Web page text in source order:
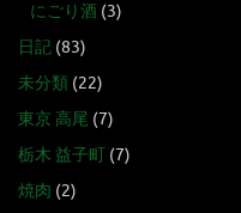
にごり酒 (3)
日記 (83)
未分類 (22)
東京 高尾 (7)
栃木 益子町 (7)
焼肉 (2)